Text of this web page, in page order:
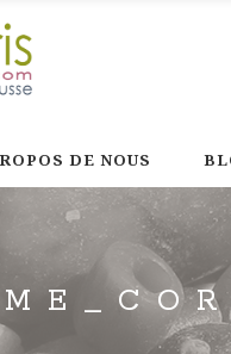
DE NOUS